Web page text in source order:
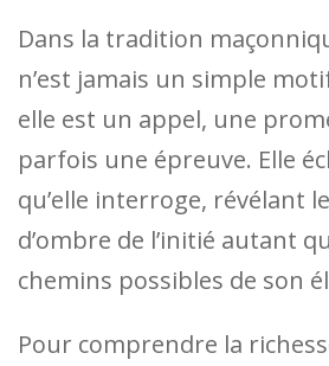
Dans la tradition
n’est jamais un simple
elle est un appel, une
parfois une épreuve. Elle
qu’elle interroge, révélant
d’ombre de l’initié autant
chemins possibles de son
Pour comprendre la